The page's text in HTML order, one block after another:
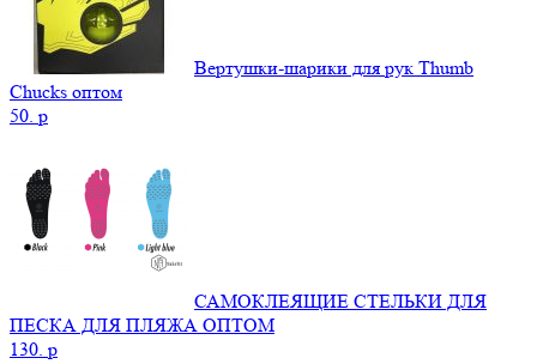
Вертушки-шарики для рук Thumb
Chucks оптом
50. p
САМОКЛЕЯЩИЕ СТЕЛЬКИ ДЛЯ
ПЕСКА ДЛЯ ПЛЯЖА ОПТОМ
130. p